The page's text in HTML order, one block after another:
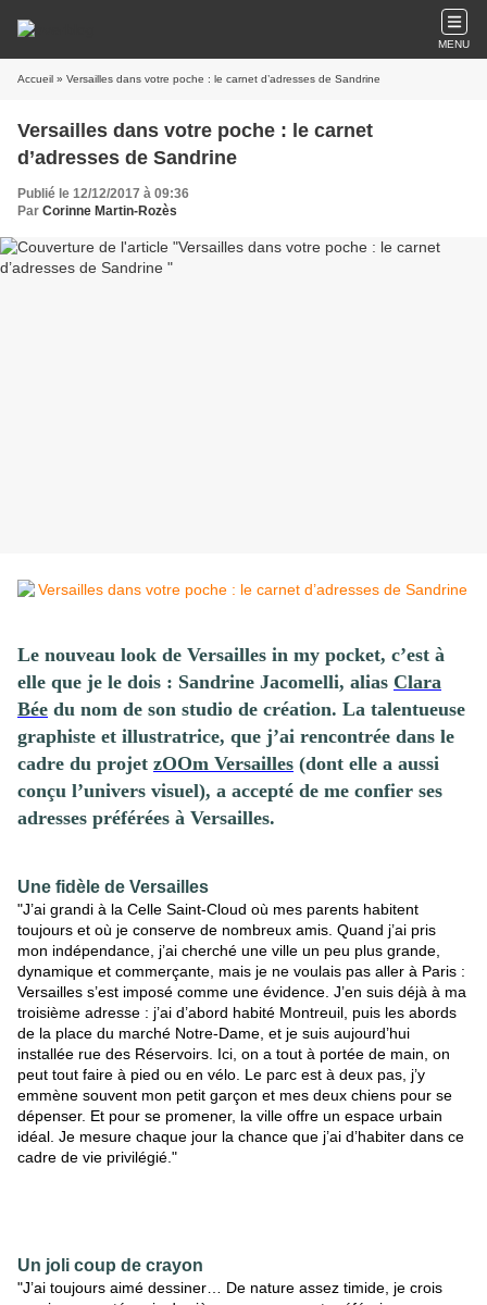
MENU
Accueil » Versailles dans votre poche : le carnet d’adresses de Sandrine
Versailles dans votre poche : le carnet
d’adresses de Sandrine
Publié le 12/12/2017 à 09:36
Par Corinne Martin-Rozès
Le nouveau look de Versailles in my pocket, c’est à
elle que je le dois : Sandrine Jacomelli, alias Clara
Bée du nom de son studio de création. La talentueuse
graphiste et illustratrice, que j’ai rencontrée dans le
cadre du projet zOOm Versailles (dont elle a aussi
conçu l’univers visuel), a accepté de me confier ses
adresses préférées à Versailles.
Une fidèle de Versailles
"J’ai grandi à la Celle Saint-Cloud où mes parents habitent
toujours et où je conserve de nombreux amis. Quand j’ai pris
mon indépendance, j’ai cherché une ville un peu plus grande,
dynamique et commerçante, mais je ne voulais pas aller à Paris :
Versailles s’est imposé comme une évidence. J’en suis déjà à ma
troisième adresse : j’ai d’abord habité Montreuil, puis les abords
de la place du marché Notre-Dame, et je suis aujourd’hui
installée rue des Réservoirs. Ici, on a tout à portée de main, on
peut tout faire à pied ou en vélo. Le parc est à deux pas, j’y
emmène souvent mon petit garçon et mes deux chiens pour se
dépenser. Et pour se promener, la ville offre un espace urbain
idéal. Je mesure chaque jour la chance que j’ai d’habiter dans ce
cadre de vie privilégié."
Un joli coup de crayon
"J’ai toujours aimé dessiner… De nature assez timide, je crois